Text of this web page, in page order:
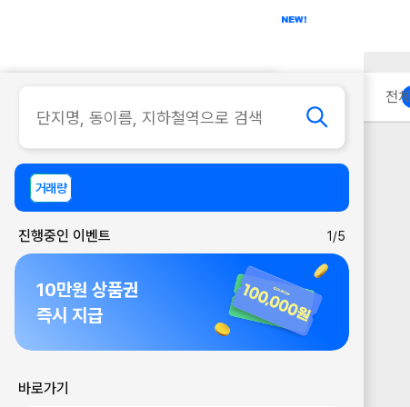
사무실
거래량
진행중인 이벤트 1/5
10만원 상품권
즉시 지급
바로가기
전체